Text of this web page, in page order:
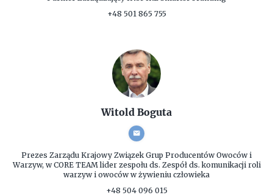
+48 501 865 755
Witold Boguta
Prezes Zarządu Krajowy Związek Grup Producentów Owoców i
Warzyw, w CORE TEAM lider zespołu ds. Zespół ds. komunikacji roli
warzyw i owoców w żywieniu człowieka
+48 504 096 015